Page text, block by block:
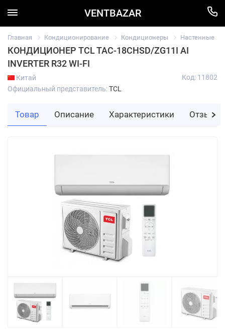
VENTBAZAR
Главная Кондиционирование Кондиционеры Настенные
КОНДИЦИОНЕР TCL TAC-18CHSD/ZG11I AI
INVERTER R32 WI-FI
Китай
Официальный представитель:TCL
Код: 11802
Товар Описание Характеристики Отзывы